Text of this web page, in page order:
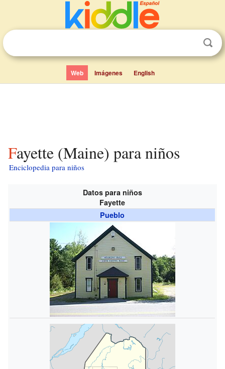
Web Imágenes English
Fayette (Maine) para niños
Enciclopedia para niños
Datos para niños
Fayette
Pueblo